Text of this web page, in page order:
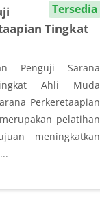
Tersedia
Tingkat
Penguji Sarana
Ahli Muda
Perkeretaapian
pelatihan
meningkatkan